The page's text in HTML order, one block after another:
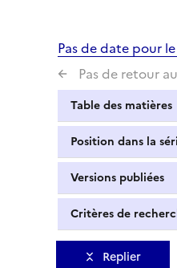
Pas de date pour
Pas de retour
Table des matières
Position dans la
Versions publiées
Critères de
Replier